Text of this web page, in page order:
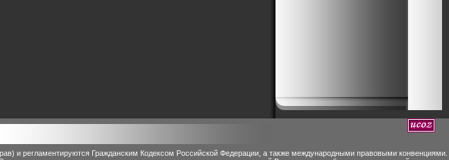
и регламентируются Гражданским Кодексом Российской Федерации, а также международными правовыми конвенциями.